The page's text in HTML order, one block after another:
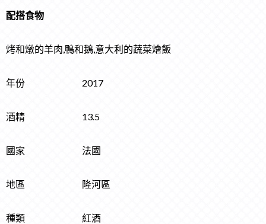
配搭食物
烤和燉的羊肉,鴨和鵝,意大利的蔬菜燴飯
年份 2017
酒精 13.5
國家 法國
地區 隆河區
種類 紅酒